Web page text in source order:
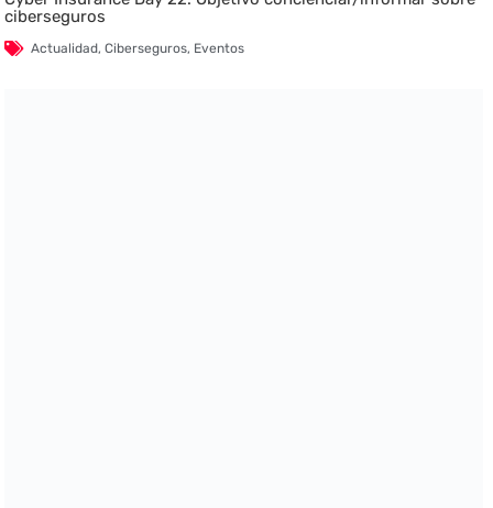
ciberseguros
Actualidad,Ciberseguros, Eventos